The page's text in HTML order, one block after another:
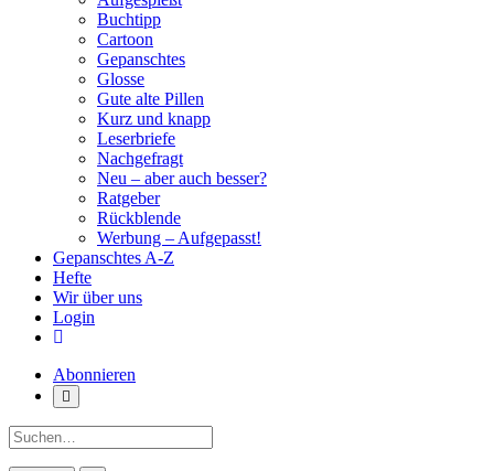
Buchtipp
Cartoon
Gepanschtes
Glosse
Gute alte Pillen
Kurz und knapp
Leserbriefe
Nachgefragt
Neu – aber auch besser?
Ratgeber
Rückblende
Werbung – Aufgepasst!
Gepanschtes A-Z
Hefte
Wir über uns
Login
Abonnieren
Suche: